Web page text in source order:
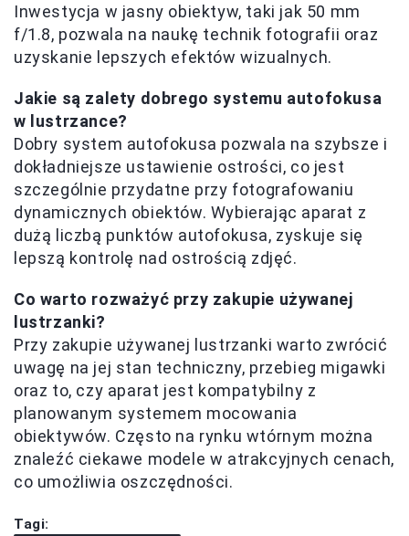
Inwestycja w jasny obiektyw, taki jak 50 mm
f/1.8, pozwala na naukę technik fotografii oraz
uzyskanie lepszych efektów wizualnych.
Jakie są zalety dobrego systemu autofokusa
w lustrzance?
Dobry system autofokusa pozwala na szybsze i
dokładniejsze ustawienie ostrości, co jest
szczególnie przydatne przy fotografowaniu
dynamicznych obiektów. Wybierając aparat z
dużą liczbą punktów autofokusa, zyskuje się
lepszą kontrolę nad ostrością zdjęć.
Co warto rozważyć przy zakupie używanej
lustrzanki?
Przy zakupie używanej lustrzanki warto zwrócić
uwagę na jej stan techniczny, przebieg migawki
oraz to, czy aparat jest kompatybilny z
planowanym systemem mocowania
obiektywów. Często na rynku wtórnym można
znaleźć ciekawe modele w atrakcyjnych cenach,
co umożliwia oszczędności.
Tagi: